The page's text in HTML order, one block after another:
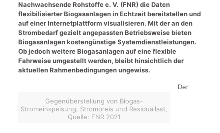
Nachwachsende Rohstoffe e. V. (FNR) die Daten
flexibilisierter Biogasanlagen in Echtzeit bereitstellen und
auf einer Internetplattform visualisieren. Mit der an den
Strombedarf gezielt angepassten Betriebsweise bieten
Biogasanlagen kostengünstige Systemdienstleistungen.
Ob jedoch weitere Biogasanlagen auf eine flexible
Fahrweise umgestellt werden, bleibt hinsichtlich der
aktuellen Rahmenbedingungen ungewiss.
Gegenüberstellung von Biogas-
Stromeinspeisung, Strompreis und Residuallast,
Quelle: FNR 2021
Der